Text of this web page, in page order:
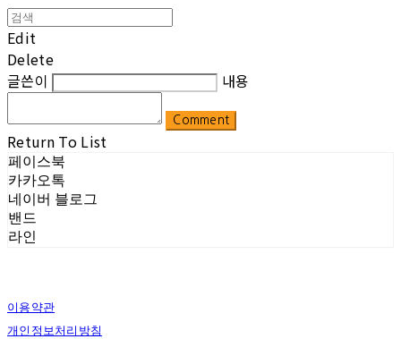
Edit
Delete
글쓴이
내용
Comment
Return To List
페이스북
카카오톡
네이버 블로그
밴드
라인
이용약관
개인정보처리방침